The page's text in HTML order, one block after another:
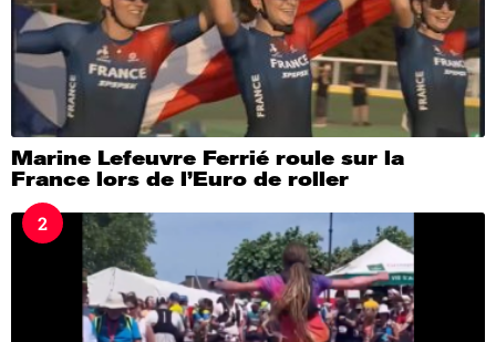
Marine Lefeuvre Ferrié roule sur la
France lors de l’Euro de roller
2